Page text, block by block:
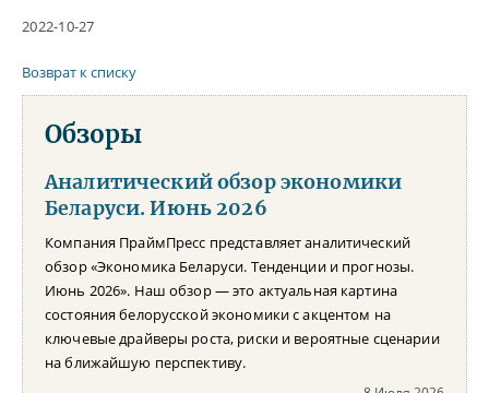
2022-10-27
Возврат к списку
Обзоры
Аналитический обзор экономики
Беларуси. Июнь 2026
Компания ПраймПресс представляет аналитический
обзор «Экономика Беларуси. Тенденции и прогнозы.
Июнь 2026». Наш обзор — это актуальная картина
состояния белорусской экономики с акцентом на
ключевые драйверы роста, риски и вероятные сценарии
на ближайшую перспективу.